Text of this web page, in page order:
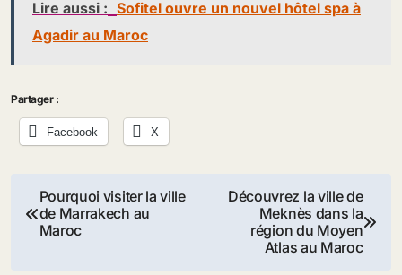
Lire aussi : Sofitel ouvre un nouvel hôtel spa à
Agadir au Maroc
Partager :
Facebook X
Navigation
de
Pourquoi visiter la ville
de Marrakech au
Maroc
Découvrez la ville de
Meknès dans la
région du Moyen
Atlas au Maroc